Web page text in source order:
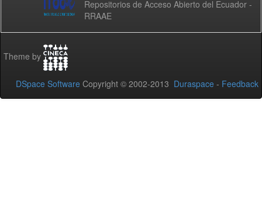
Repositorios de Acceso Abierto del Ecuador -
RRAAE
Theme by
DSpace Software Copyright © 2002-2013 Duraspace - Feedback